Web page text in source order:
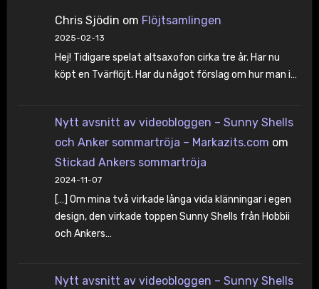
Chris Sjödin om Flöjtsamlingen
2025-02-13
Hej! Tidigare spelat altsaxofon cirka tre år. Har nu
köpt en Tvärflöjt. Har du något förslag om hur man i…
Nytt avsnitt av videobloggen – Sunny Shells
och Anker sommartröja – Markazits.com om
Stickad Ankers sommartröja
2024-11-07
[…] Om mina två virkade långa vida klänningar i egen
design, den virkade toppen Sunny Shells från Hobbii
och Ankers…
Nytt avsnitt av videobloggen – Sunny Shells